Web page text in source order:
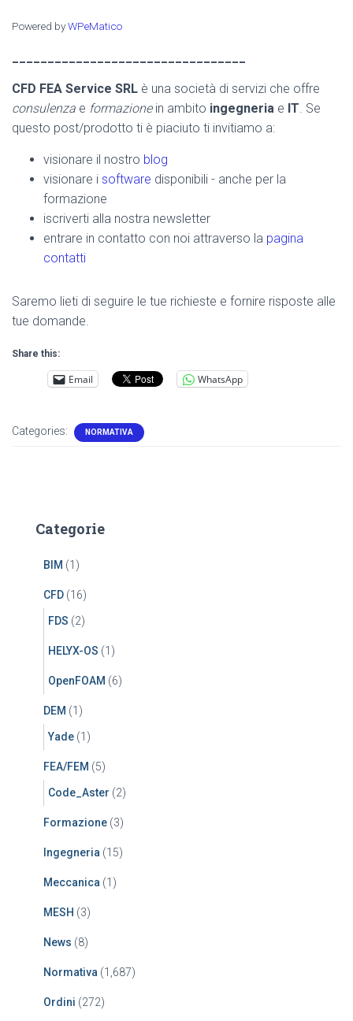
Powered byWPeMatico
CFD FEA Service SRL è una società di servizi che offre
consulenza e formazionein ambito ingegneria e IT. Se
questo post/prodotto ti è piaciuto ti invitiamo a:
visionare il nostro blog
visionare i software disponibili - anche per la
formazione
iscriverti alla nostra newsletter
entrare in contatto con noi attraverso la pagina
contatti
Saremo lieti di seguire le tue richieste e fornire risposte alle
tue domande.
Share this:
Email WhatsApp
Categories: NORMATIVA
Categorie
BIM (1)
CFD (16)
FDS (2)
HELYX-OS (1)
OpenFOAM (6)
DEM (1)
Yade (1)
FEA/FEM (5)
Code_Aster (2)
Formazione (3)
Ingegneria (15)
Meccanica (1)
MESH (3)
News (8)
Normativa (1,687)
Ordini (272)